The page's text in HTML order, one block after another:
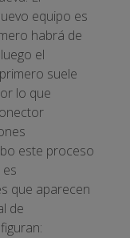
equipo es
habrá de
el
suele
lo que
este proceso
que aparecen
de